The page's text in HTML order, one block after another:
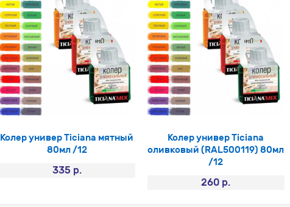
Колер универ Ticiana мятный
80мл /12
335 р.
Колер универ Ticiana
оливковый (RAL500119) 80мл
/12
260 р.